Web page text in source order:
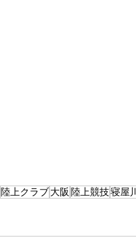
陸上クラブ大阪 陸上競技寝屋川